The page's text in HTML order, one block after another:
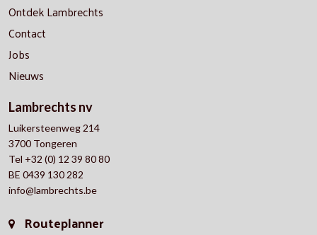
Ontdek Lambrechts
Contact
Jobs
Nieuws
Lambrechts nv
Luikersteenweg 214
3700 Tongeren
Tel +32 (0) 12 39 80 80
BE 0439 130 282
info@lambrechts.be
Routeplanner